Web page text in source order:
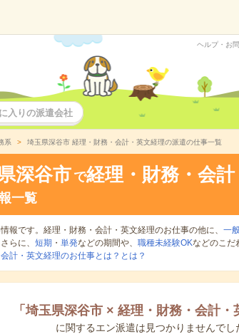
ヘルプ・お
入りの派遣会社
系 埼玉県深谷市 経理・財務・会計・英文経理の派遣の仕事一覧
深谷市 で経理・財務・会
一覧
報です。経理・財務・会計・英文経理のお仕事の他に、 一
らに、 短期 ・ 単発などの期間や、 職種未経験OKなどのこだ
計・英文経理のお仕事とは？とは？
「 埼玉県深谷市 × 経理・財務・会計・
に関するエン派遣は見つかりませんでし